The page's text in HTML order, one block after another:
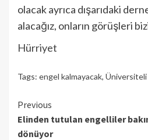
olacak ayrıca dışarıdaki
alacağız, onların görüşleri
Hürriyet
Tags: engel kalmayacak, Üniversiteli
Continue
Reading
Previous
Elinden tutulan engelliler
dönüyor